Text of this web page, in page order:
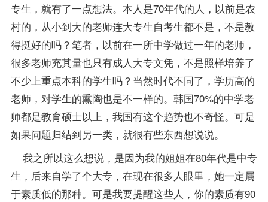
专生，就有了一点想法。本人是70年代的人，以前是农
村的，从小到大的老师连大专生自考生都不是，不是教
得挺好的吗？笔者，以前在一所中学做过一年的老师，
很多老师充其量也只有成人大专文凭，不是照样培养了
不少上重点本科的学生吗？当然时代不同了，学历高的
老师，对学生的熏陶也是不一样的。韩国70%的中学老
师都是教育硕士以上，我国有这个趋势也不奇怪。可是
如果问题归结到另一类，就很有些东西想说说。
我之所以这么想说，是因为我的姐姐在80年代是中专
生，后来自学了个大专，在现在很多人眼里，她一定属
于素质低的那种。可是我要提醒这些人，你的素质有90